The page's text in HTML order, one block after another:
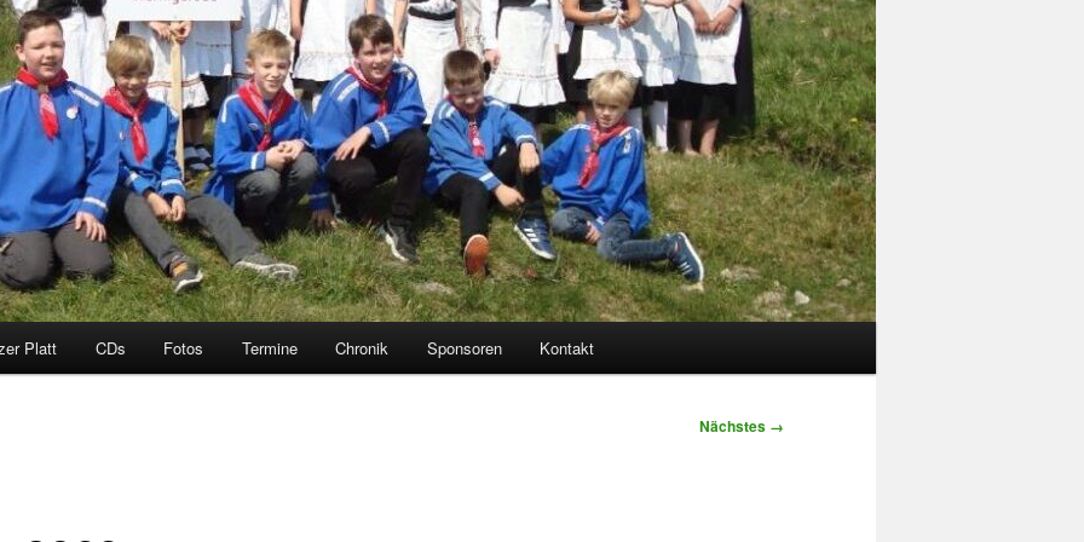
Platt CDs Fotos Termine Chronik Sponsoren Kontakt
Nächstes →